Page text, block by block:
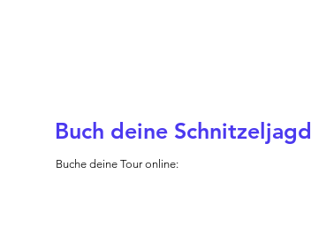
Buch deine Schnitzeljagd
Buche deine Tour online: